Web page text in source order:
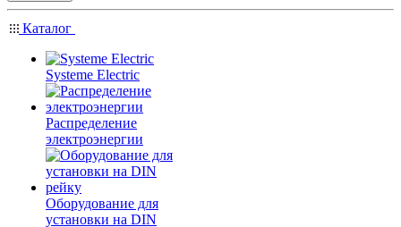
Каталог
Systeme Electric
Распределение
электроэнергии
Оборудование для
установки на DIN